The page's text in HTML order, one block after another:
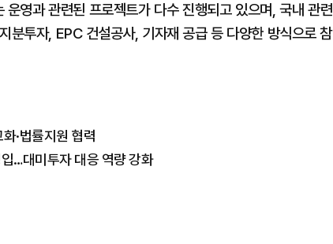
영과 관련된 프로젝트가 다수 진행되고 있으며, 국내 관련
분투자, EPC 건설공사, 기자재 공급 등 다양한 방식으로 참
·법률지원 협력
…대미투자 대응 역량 강화